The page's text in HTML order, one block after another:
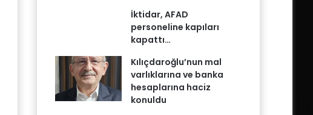
İktidar, AFAD
personeline kapıları
kapattı…
Kılıçdaroğlu’nun mal
varlıklarına ve banka
hesaplarına haciz
konuldu